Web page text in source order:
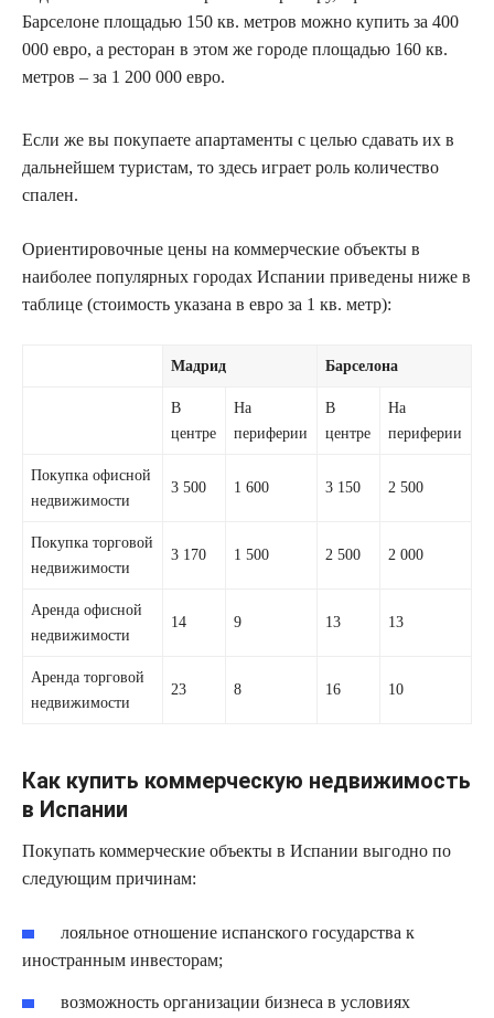
Барселоне площадью 150 кв. метров можно купить за 400
000 евро, а ресторан в этом же городе площадью 160 кв.
метров – за 1 200 000 евро.
Если же вы покупаете апартаменты с целью сдавать их в
дальнейшем туристам, то здесь играет роль количество
спален.
Ориентировочные цены на коммерческие объекты в
наиболее популярных городах Испании приведены ниже в
таблице (стоимость указана в евро за 1 кв. метр):
Мадрид Барселона
В
центре
На
периферии
В
центре
На
периферии
Покупка офисной
недвижимости
3 500 1 600 3 150 2 500
Покупка торговой
недвижимости
3 170 1 500 2 500 2 000
Аренда офисной
недвижимости
14 9 13 13
Аренда торговой
недвижимости
23 8 16 10
Как купить коммерческую недвижимость
в Испании
Покупать коммерческие объекты в Испании выгодно по
следующим причинам:
лояльное отношение испанского государства к
иностранным инвесторам;
возможность организации бизнеса в условиях